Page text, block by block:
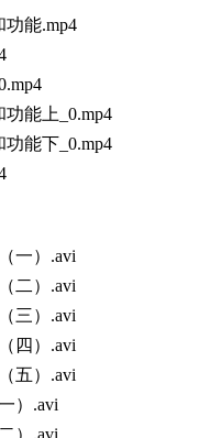
功能.mp4
功能上_0.mp4
功能下_0.mp4
一）.avi
二）.avi
三）.avi
四）.avi
五）.avi
）.avi
）.avi